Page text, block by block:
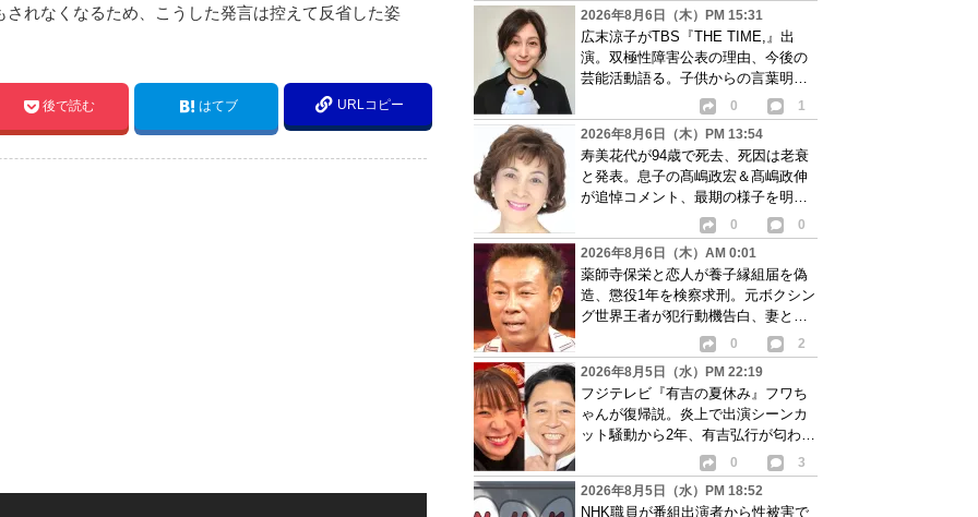
れなくなるため、こうした発言は控えて反省した姿
後で読む はてブ URLコピー
2026年8月6日（木）PM 15:31
広末涼子がTBS『THE TIME,』出
演。双極性障害公表の理由、今後の
芸能活動語る。子供からの言葉明か
0
1
2026年8月6日（木）PM 13:54
寿美花代が94歳で死去、死因は老衰
と発表。息子の髙嶋政宏＆髙嶋政伸
が追悼コメント、最期の様子を明か
0
0
2026年8月6日（木）AM 0:01
薬師寺保栄と恋人が養子縁組届を偽
造、懲役1年を検察求刑。元ボクシン
グ世界王者が犯行動機告白、妻と離
0
2
2026年8月5日（水）PM 22:19
フジテレビ『有吉の夏休み』フワち
ゃんが復帰説。炎上で出演シーンカ
ット騒動から2年、有吉弘行が匂わせ
0
3
2026年8月5日（水）PM 18:52
NHK職員が番組出演者から性被害で